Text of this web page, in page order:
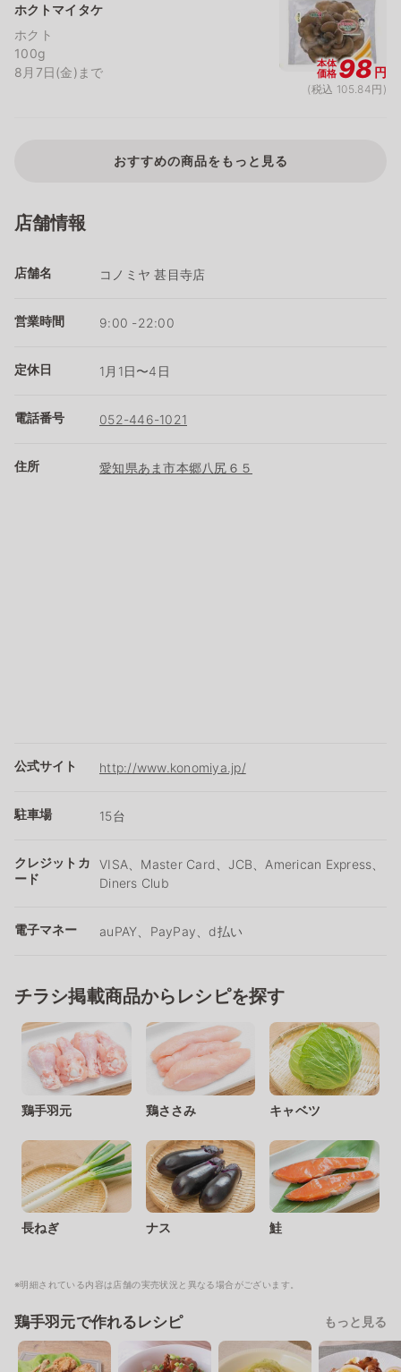
ホクトマイタケ
ホクト
100g
8月7日(金)まで
本体
価格98円
(税込 105.84円)
おすすめの商品をもっと見る
店舗情報
店舗名 コノミヤ 甚目寺店
営業時間 9:00 -22:00
定休日 1月1日〜4日
電話番号 052-446-1021
住所 愛知県あま市本郷八尻６５
公式サイト http://www.konomiya.jp/
駐車場 15台
クレジットカ
ード
VISA、Master Card、JCB、American Express、
Diners Club
電子マネー auPAY、PayPay、d払い
チラシ掲載商品からレシピを探す
鶏手羽元 鶏ささみ キャベツ
長ねぎ ナス 鮭
※明細されている内容は店舗の実売状況と異なる場合がございます。
鶏手羽元で作れるレシピ もっと見る